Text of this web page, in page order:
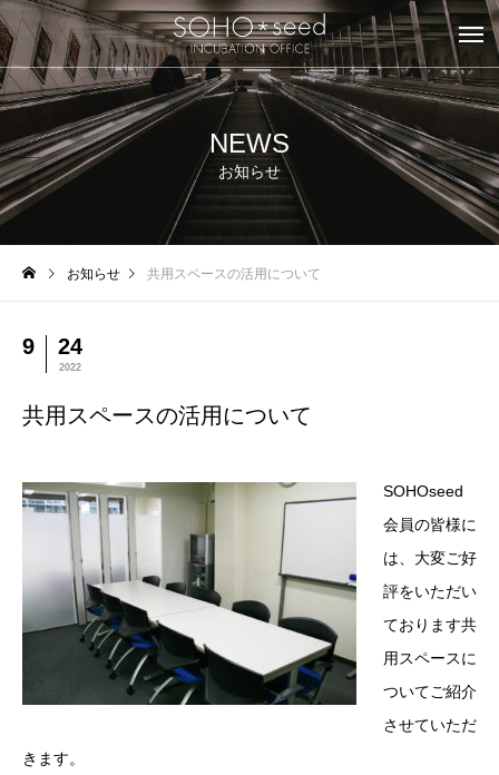
NEWS
お知らせ
お知らせ 共用スペースの活用について
9 24
2022
共用スペースの活用について
SOHOseed
会員の皆様に
は、大変ご好
評をいただい
ております共
用スペースに
ついてご紹介
させていただ
きます。